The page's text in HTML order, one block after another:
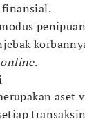
finansial.
online.
aset